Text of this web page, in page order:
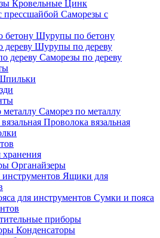
Кровельные Цинк
Саморезы с
Шурупы по бетону
Шурупы по дереву
Саморезы по дереву
Саморез по металлу
Проволока вязальная
хранения
Органайзеры
Ящики для
Сумки и пояса
приборы
Конденсаторы